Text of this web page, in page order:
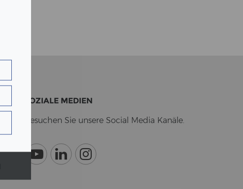
SO­ZIA­LE ME­DI­EN
Be­su­chen Sie un­se­re So­cial Media Ka­nä­le.